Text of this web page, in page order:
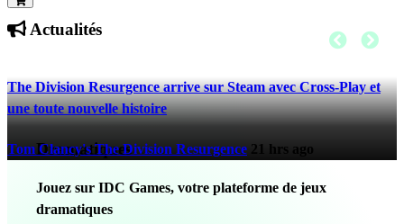
Actualités
The Division Resurgence arrive sur Steam avec Cross-Play et
une toute nouvelle histoire
Tom Clancy's The Division Resurgence 21 hrs ago
Dramatiques
Jouez sur IDC Games, votre plateforme de jeux
dramatiques